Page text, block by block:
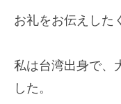
お礼をお伝えした
私は台湾出身で、
した。